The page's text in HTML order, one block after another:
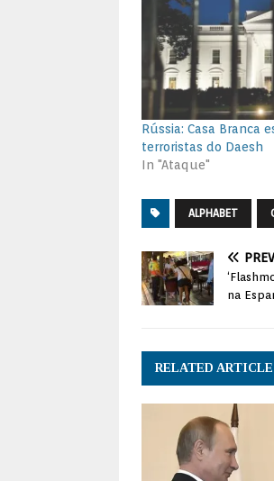
Rússia: Casa Branca
terroristas do Daesh
In "Ataque"
ALPHABET
na
RELATED